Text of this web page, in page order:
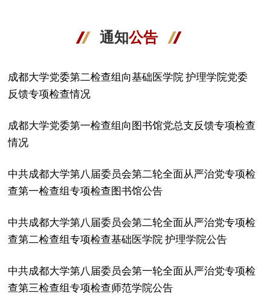
通知公告
成都大学党委第二检查组向基础医学院 护理学院党委
反馈专项检查情况
成都大学党委第一检查组向图书馆党总支反馈专项检查
情况
中共成都大学第八届委员会第二轮全面从严治党专项检
查第一检查组专项检查图书馆公告
中共成都大学第八届委员会第二轮全面从严治党专项检
查第二检查组专项检查基础医学院 护理学院公告
中共成都大学第八届委员会第一轮全面从严治党专项检
查第三检查组专项检查师范学院公告